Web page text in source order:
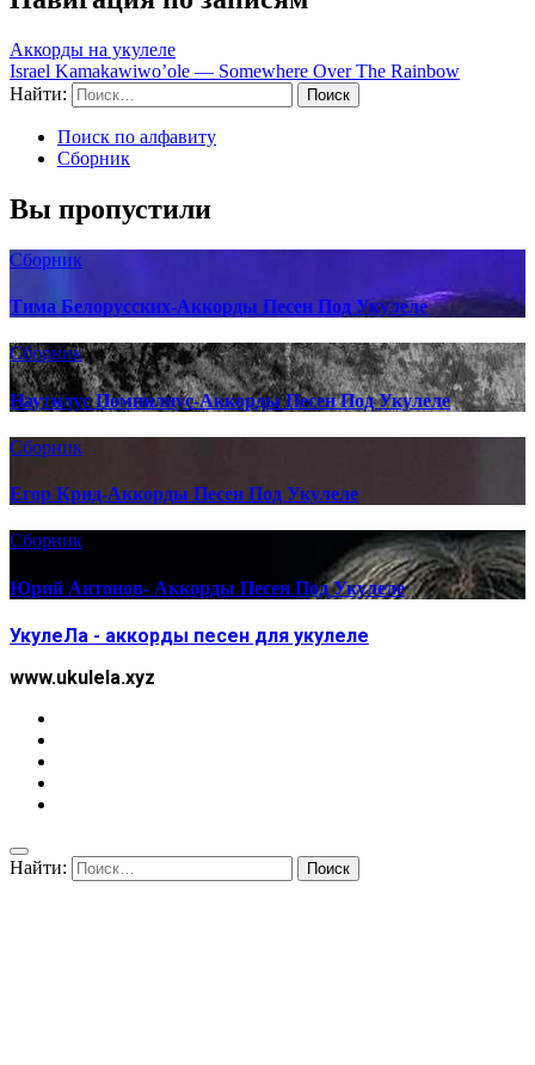
Аккорды на укулеле
Israel Kamakawiwo’ole — Somewhere Over The Rainbow
Найти:
Поиск по алфавиту
Сборник
Вы пропустили
Сборник
Тима Белорусских-Аккорды Песен Под Укулеле
Сборник
Наутилус Помпилиус-Аккорды Песен Под Укулеле
Сборник
Егор Крид-Аккорды Песен Под Укулеле
Сборник
Юрий Антонов- Аккорды Песен Под Укулеле
УкулеЛа - аккорды песен для укулеле
www.ukulela.xyz
Найти: